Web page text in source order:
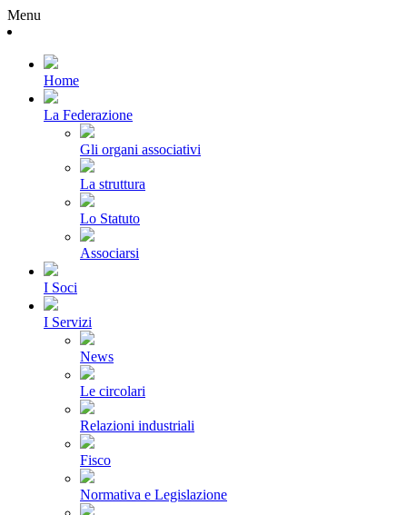
Menu
Home
La Federazione
Gli organi associativi
La struttura
Lo Statuto
Associarsi
I Soci
I Servizi
News
Le circolari
Relazioni industriali
Fisco
Normativa e Legislazione